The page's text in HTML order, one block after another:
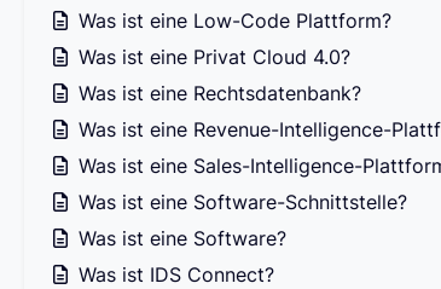
Was ist eine Low-Code Plattform?
Was ist eine Privat Cloud 4.0?
Was ist eine Rechtsdatenbank?
Was ist eine Revenue-Intelligence-
Was ist eine Sales-Intelligence-
Was ist eine Software-Schnittstelle?
Was ist eine Software?
Was ist IDS Connect?